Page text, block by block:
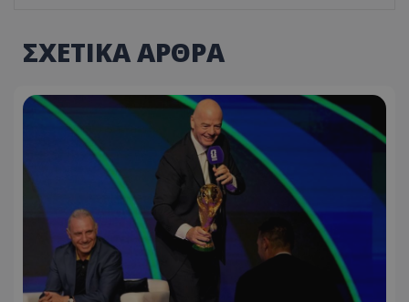
ΣΧΕΤΙΚΑ ΑΡΘΡΑ